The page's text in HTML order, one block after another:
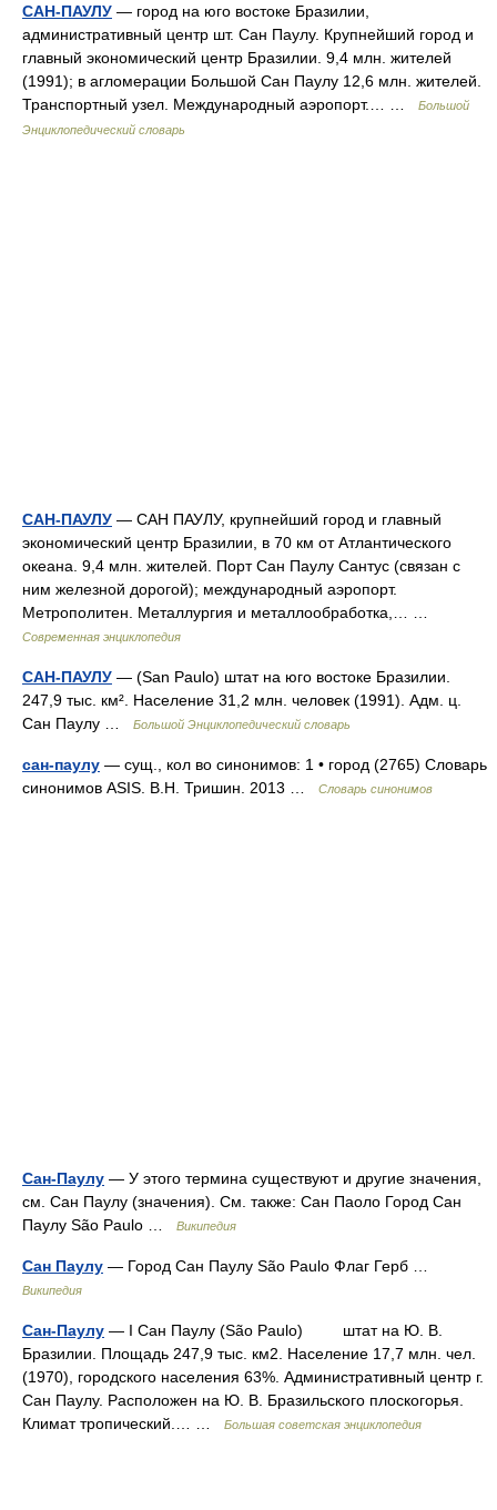
САН-ПАУЛУ — город на юго востоке Бразилии,
административный центр шт. Сан Паулу. Крупнейший город и
главный экономический центр Бразилии. 9,4 млн. жителей
(1991); в агломерации Большой Сан Паулу 12,6 млн. жителей.
Транспортный узел. Международный аэропорт.… …
Большой
Энциклопедический словарь
САН-ПАУЛУ — САН ПАУЛУ, крупнейший город и главный
экономический центр Бразилии, в 70 км от Атлантического
океана. 9,4 млн. жителей. Порт Сан Паулу Сантус (связан с
ним железной дорогой); международный аэропорт.
Метрополитен. Металлургия и металлообработка,… …
Современная энциклопедия
САН-ПАУЛУ — (San Paulo) штат на юго востоке Бразилии.
247,9 тыс. км². Население 31,2 млн. человек (1991). Адм. ц.
Сан Паулу …
Большой Энциклопедический словарь
сан-паулу — сущ., кол во синонимов: 1 • город (2765) Словарь
синонимов ASIS. В.Н. Тришин. 2013 …
Словарь синонимов
Сан-Паулу — У этого термина существуют и другие значения,
см. Сан Паулу (значения). См. также: Сан Паоло Город Сан
Паулу São Paulo …
Википедия
Сан Паулу — Город Сан Паулу São Paulo Флаг Герб …
Википедия
Сан-Паулу — I Сан Паулу (São Paulo) штат на Ю. В.
Бразилии. Площадь 247,9 тыс. км2. Население 17,7 млн. чел.
(1970), городского населения 63%. Административный центр г.
Сан Паулу. Расположен на Ю. В. Бразильского плоскогорья.
Климат тропический.… …
Большая советская энциклопедия